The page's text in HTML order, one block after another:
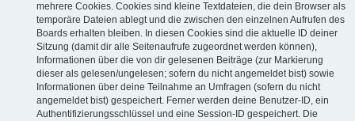
mehrere Cookies. Cookies sind kleine Textdateien, die dein Browser als
temporäre Dateien ablegt und die zwischen den einzelnen Aufrufen des
Boards erhalten bleiben. In diesen Cookies sind die aktuelle ID deiner
Sitzung (damit dir alle Seitenaufrufe zugeordnet werden können),
Informationen über die von dir gelesenen Beiträge (zur Markierung
dieser als gelesen/ungelesen; sofern du nicht angemeldet bist) sowie
Informationen über deine Teilnahme an Umfragen (sofern du nicht
angemeldet bist) gespeichert. Ferner werden deine Benutzer-ID, ein
Authentifizierungsschlüssel und eine Session-ID gespeichert. Die